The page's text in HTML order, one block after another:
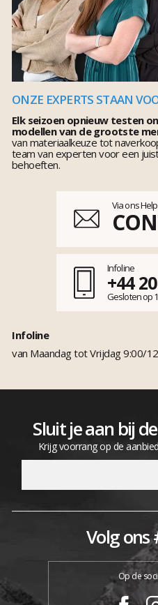
ONZE EXPERTS STAAN
Elk seizoen opnieuw testen
modellen van de grootste
van materiaalkeuze tot
team van experten voor een
behoeften.
Via ons
Infoline
+44
Gesloten op
Infoline
van Maandag tot Vrijdag 9:00/
Sluit je aan bij
Krijg voorrang op de
Volg ons
Op de